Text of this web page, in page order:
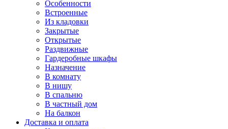
Особенности
Встроенные
Из кладовки
Закрытые
Открытые
Раздвижные
Гардеробные шкафы
Назначение
В комнату
В нишу
В спальню
В частный дом
На балкон
Доставка и оплата